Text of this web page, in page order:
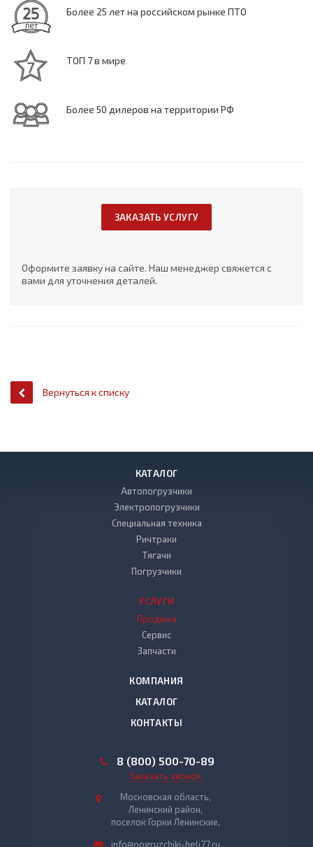
Более 25 лет на российском рынке ПТО
ТОП 7 в мире
Более 50 дилеров на территории РФ
ЗАКАЗАТЬ УСЛУГУ
Оформите заявку на сайте. Наш менеджер свяжется с
вами для уточнения деталей.
Вернуться к списку
КАТАЛОГ
Автопогрузчики
Электропогрузчики
Специальная техника
Ричтраки
Тягачи
Погрузчики
УСЛУГИ
Продажа
Сервис
Запчасти
КОМПАНИЯ
КАТАЛОГ
КОНТАКТЫ
8 (800) 500-70-89
Заказать звонок
Московская область,
Ленинский район,
поселок Горки Ленинские,
info@pogruzchiki-heli77.ru